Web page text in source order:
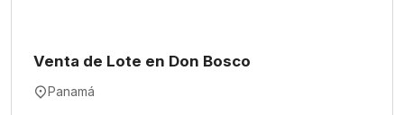
Venta de Lote en Don Bosco
Panamá